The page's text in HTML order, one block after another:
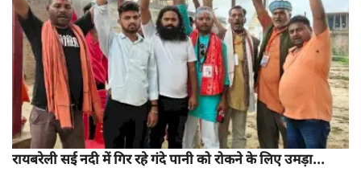
रायबरेली सई नदी में गिर रहे गंदे पानी को रोकने के लिए उमड़ा...